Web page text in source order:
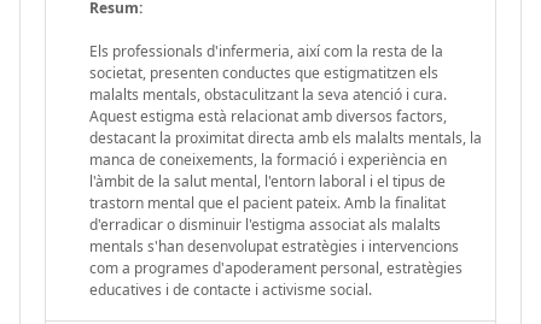
Resum:
Els professionals d'infermeria, així com la resta de la
societat, presenten conductes que estigmatitzen els
malalts mentals, obstaculitzant la seva atenció i cura.
Aquest estigma està relacionat amb diversos factors,
destacant la proximitat directa amb els malalts mentals, la
manca de coneixements, la formació i experiència en
l'àmbit de la salut mental, l'entorn laboral i el tipus de
trastorn mental que el pacient pateix. Amb la finalitat
d'erradicar o disminuir l'estigma associat als malalts
mentals s'han desenvolupat estratègies i intervencions
com a programes d'apoderament personal, estratègies
educatives i de contacte i activisme social.